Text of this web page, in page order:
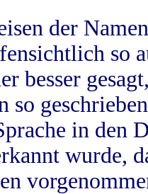
der
so
besser
so
in
wurde,